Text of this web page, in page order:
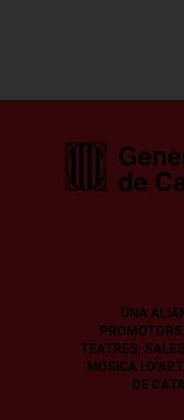
UNA
TEATRES, SALES
MÚSICA I
DE